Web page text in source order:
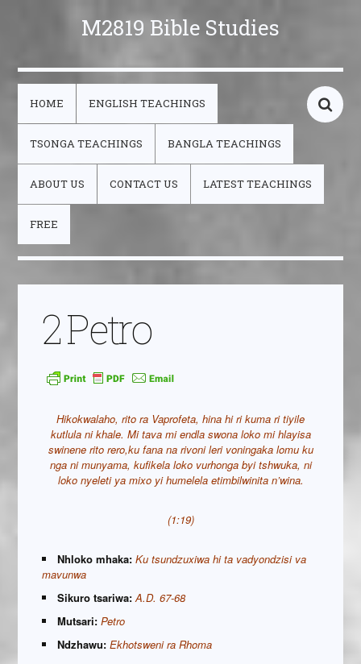
M2819 Bible Studies
HOME ENGLISH TEACHINGS
TSONGA TEACHINGS BANGLA TEACHINGS
ABOUT US CONTACT US LATEST TEACHINGS
FREE
2 Petro
Hikokwalaho, rito ra Vaprofeta, hina hi ri kuma ri tiyile
kutlula ni khale. Mi tava mi endla swona loko mi hlayisa
swinene rito rero,ku fana na rivoni leri voningaka lomu ku
nga ni munyama, kufikela loko vurhonga byi tshwuka, ni
loko nyeleti ya mixo yi humelela etimbilwinita n’wina.
(1:19)
Nhloko mhaka:Ku tsundzuxiwa hi ta vadyondzisi va
mavunwa
Sikuro tsariwa:A.D. 67-68
Mutsari:Petro
Ndzhawu: Ekhotsweni ra Rhoma